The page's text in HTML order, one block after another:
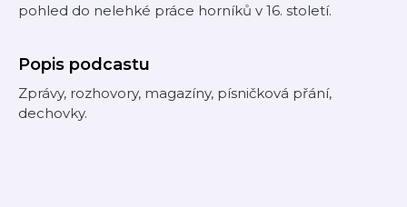
pohled do nelehké práce horníků v 16. století.
Popis podcastu
Zprávy, rozhovory, magazíny, písničková přání,
dechovky.